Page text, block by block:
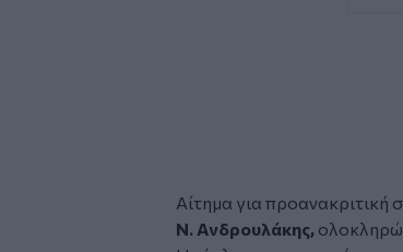
Αίτημα για προανακριτική
Ν. Ανδρουλάκης,